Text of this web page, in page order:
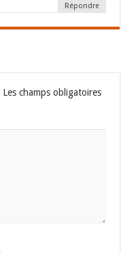
Répondre
Les champs obligatoires